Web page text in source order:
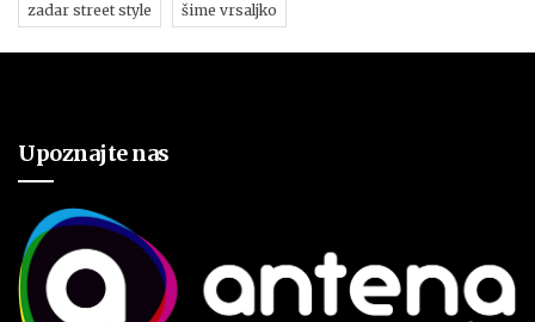
zadar street style šime vrsaljko
Upoznajte nas